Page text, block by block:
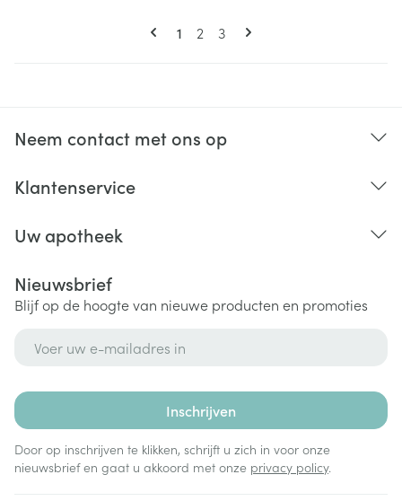
Pagina's
U lees momenteel pagina
1 Pagina
2 Pagina
3
Neem contact met ons op
Klantenservice
Uw apotheek
Nieuwsbrief
Blijf op de hoogte van nieuwe producten en promoties
Inschrijven
Door op inschrijven te klikken, schrijft u zich in voor onze
nieuwsbrief en gaat u akkoord met onze privacy policy.